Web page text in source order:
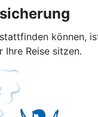
können,
Reise sitzen.